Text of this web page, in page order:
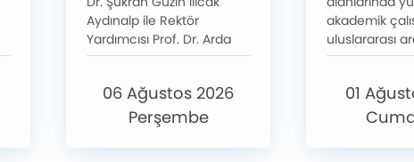
Aydınalp ile Rektör
Yardımcısı Prof. Dr. Arda
Öztürkcan, Yükseköğretim
Ankara'da düzenlenen
COP31 Yolunda Bilim
Diplomasisi Akademi
Lansmanı ve COP31
06 Ağustos 2026
Perşembe
Alanındaki
Vizyonunu
2026 ile
akademik
uluslararası
projeleri ve
İstanbul
Üniversitesi
01